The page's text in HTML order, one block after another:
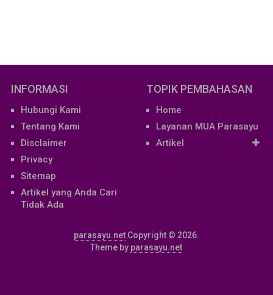
INFORMASI
Hubungi Kami
Tentang Kami
Disclaimer
Privacy
Sitemap
Artikel yang Anda Cari
Tidak Ada
TOPIK PEMBAHASAN
Home
Layanan MUA Parasayu
Artikel
parasayu.netCopyright © 2026.
Theme by parasayu.net